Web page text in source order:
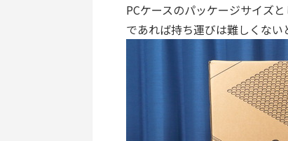
PCケースのパッケージサイズ
であれば持ち運びは難しくない